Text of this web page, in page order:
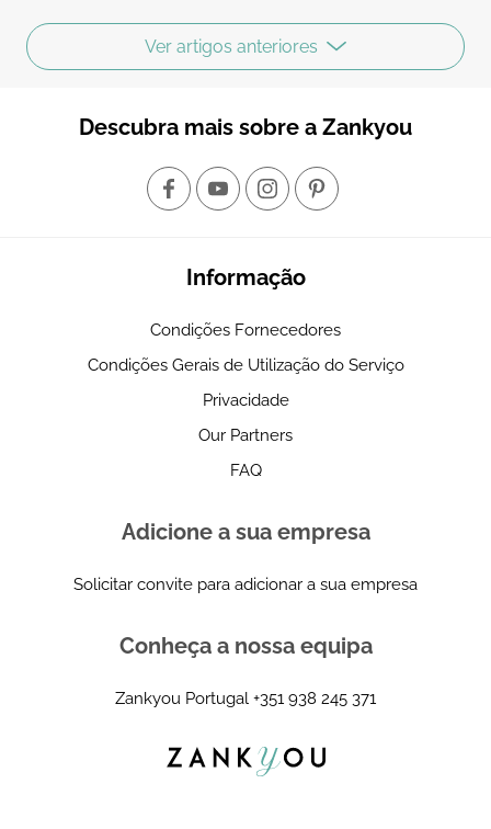
Ver artigos anteriores
Descubra mais sobre a Zankyou
Informação
Condições Fornecedores
Condições Gerais de Utilização do Serviço
Privacidade
Our Partners
FAQ
Adicione a sua empresa
Solicitar convite para adicionar a sua empresa
Conheça a nossa equipa
Zankyou Portugal +351 938 245 371